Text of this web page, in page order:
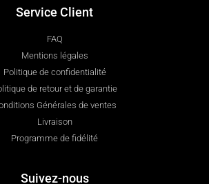
Service Client
FAQ
Mentions légales
Politique de confidentialité
de retour et de garantie
Générales de ventes
Livraison
Programme de fidélité
Suivez-nous